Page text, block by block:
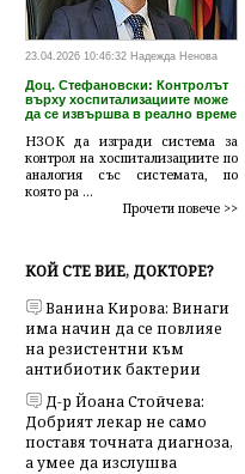
БЛС: Не е време за
здравеопазване
23.04.2026 10:46:32 Надежда Ненова
Доц. Стефановски: Контролът
върху хоспитализациите може
да се извършва в реално време
НЗОК да изгради система за
контрол на хоспитализациите по
аналогия със системата, по
която ра ...
Прочети повече >>
КОЙ СТЕ ВИЕ, ДОКТОРЕ?
Ванина Кирова: Винаги
има начин да се повлияе
на резистентни към
антибиотик бактерии
Д-р Йоана Стойчева:
Добрият лекар не само
поставя точната диагноза,
а умее да изслушва